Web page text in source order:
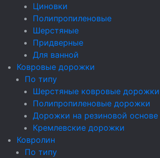
Циновки
Полипропиленовые
Шерстяные
Придверные
Для ванной
Ковровые дорожки
По типу
Шерстяные ковровые дорожки
Полипропиленовые дорожки
Дорожки на резиновой основе
Кремлевские дорожки
Ковролин
По типу